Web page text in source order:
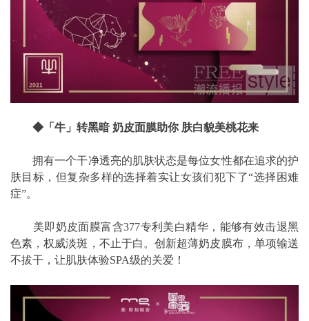
◆「牛」转黑暗 奶皮面膜助你 肤白貌美桃花来
拥有一个干净透亮的肌肤状态是每位女性都在追求的护
肤目标，但复杂多样的选择着实让女孩们犯下了“选择困难
症”。
美即奶皮面膜富含377专利美白精华，能够有效击退黑
色素，权威淡斑，不止于白。创新超薄奶皮膜布，单项输送
不拔干，让肌肤体验SPA级的关爱！